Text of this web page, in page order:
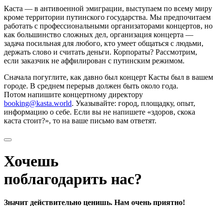
Каста — в антивоенной эмиграции, выступаем по всему миру
кроме территории путинского государства. Мы предпочитаем
работать с профессиональными организаторами концертов, но
как большинство сложных дел, организация концерта —
задача посильная для любого, кто умеет общаться с людьми,
держать слово и считать деньги. Корпораты? Рассмотрим,
если заказчик не аффилирован с путинским режимом.
Сначала погуглите, как давно был концерт Касты был в вашем
городе. В среднем перерыв должен быть около года.
Потом напишите концертному директору
booking@kasta.world. Указывайте: город, площадку, опыт,
информацию о себе. Если вы не напишете «здоров, скока
каста стоит?», то на ваше письмо вам ответят.
Хочешь
поблагодарить нас?
Значит действительно ценишь. Нам очень приятно!